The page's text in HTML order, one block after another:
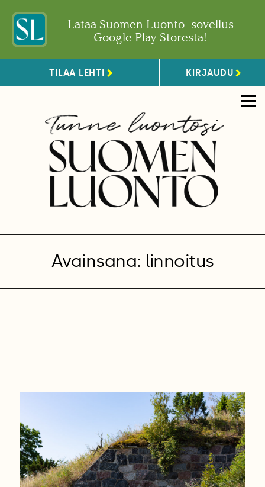
Lataa Suomen Luonto -sovellus
Google Play Storesta!
TILAA LEHTI KIRJAUDU
Avainsana: linnoitus